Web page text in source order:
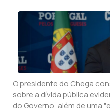
O presidente do Chega
sobre a dívida pública
do Governo, além de uma